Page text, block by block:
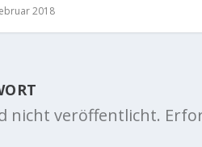
2018
nicht veröffentlicht.